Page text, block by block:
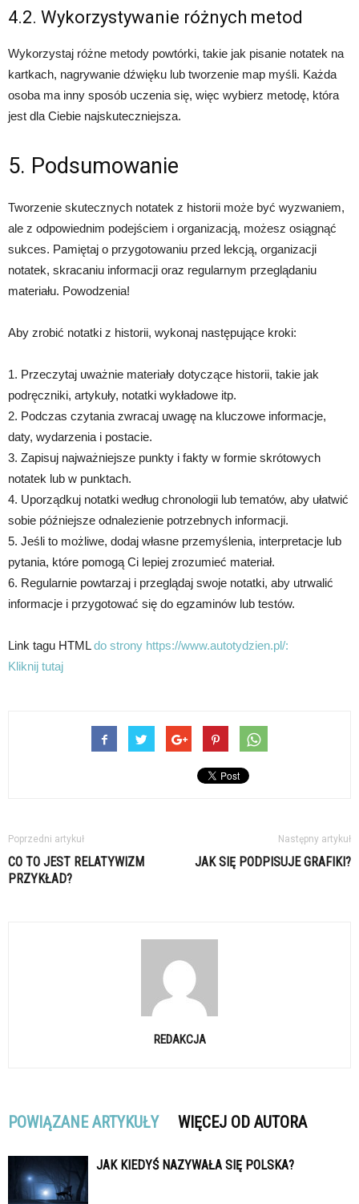
4.2. Wykorzystywanie różnych metod
Wykorzystaj różne metody powtórki, takie jak pisanie notatek na
kartkach, nagrywanie dźwięku lub tworzenie map myśli. Każda
osoba ma inny sposób uczenia się, więc wybierz metodę, która
jest dla Ciebie najskuteczniejsza.
5. Podsumowanie
Tworzenie skutecznych notatek z historii może być wyzwaniem,
ale z odpowiednim podejściem i organizacją, możesz osiągnąć
sukces. Pamiętaj o przygotowaniu przed lekcją, organizacji
notatek, skracaniu informacji oraz regularnym przeglądaniu
materiału. Powodzenia!
Aby zrobić notatki z historii, wykonaj następujące kroki:
1. Przeczytaj uważnie materiały dotyczące historii, takie jak
podręczniki, artykuły, notatki wykładowe itp.
2. Podczas czytania zwracaj uwagę na kluczowe informacje,
daty, wydarzenia i postacie.
3. Zapisuj najważniejsze punkty i fakty w formie skrótowych
notatek lub w punktach.
4. Uporządkuj notatki według chronologii lub tematów, aby ułatwić
sobie późniejsze odnalezienie potrzebnych informacji.
5. Jeśli to możliwe, dodaj własne przemyślenia, interpretacje lub
pytania, które pomogą Ci lepiej zrozumieć materiał.
6. Regularnie powtarzaj i przeglądaj swoje notatki, aby utrwalić
informacje i przygotować się do egzaminów lub testów.
Link tagu HTMLdo strony https://www.autotydzien.pl/:
Kliknij tutaj
Poprzedni artykuł
CO TO JEST RELATYWIZM
PRZYKŁAD?
Następny artykuł
JAK SIĘ PODPISUJE GRAFIKI?
REDAKCJA
POWIĄZANE ARTYKUŁY WIĘCEJ OD AUTORA
JAK KIEDYŚ NAZYWAŁA SIĘ POLSKA?